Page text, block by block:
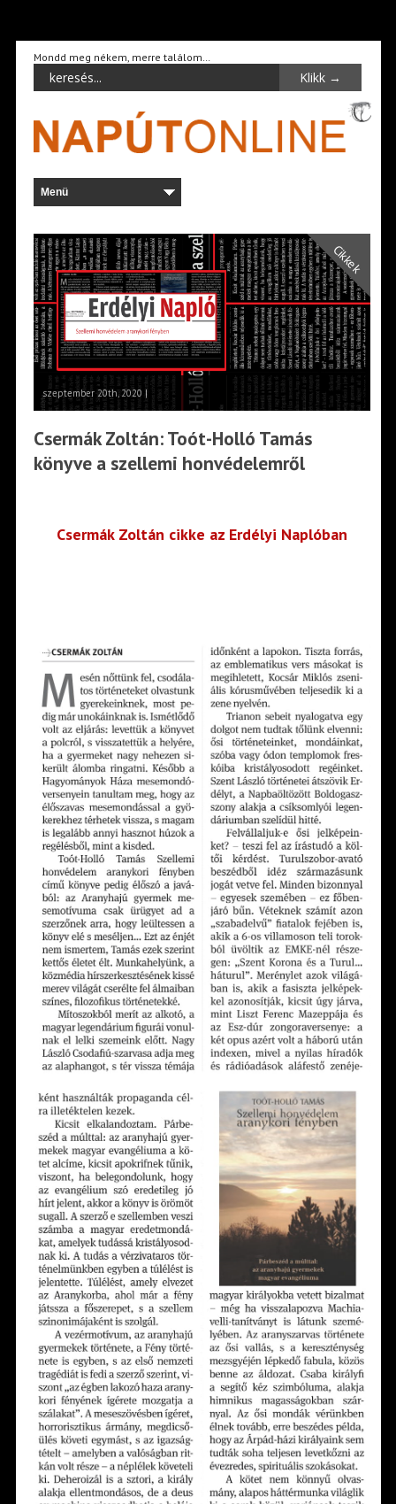
Mondd meg nékem, merre találom…
Cikkek
szeptember 20th, 2020 |
Csermák Zoltán: Toót-Holló Tamás
könyve a szellemi honvédelemről
Csermák Zoltán cikke az Erdélyi Naplóban